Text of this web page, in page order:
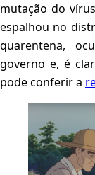
mutação do
espalhou no
quarentena,
governo e, é
pode conferir a